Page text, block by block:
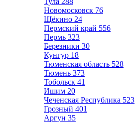
Новомосковск 76
Щёкино 24
Пермский край 556
Пермь 323
Березники 30
Кунгур 18
Тюменская область 528
Тюмень 373
Тобольск 41
Ишим 20
Чеченская Республика 523
Грозный 401
Аргун 35